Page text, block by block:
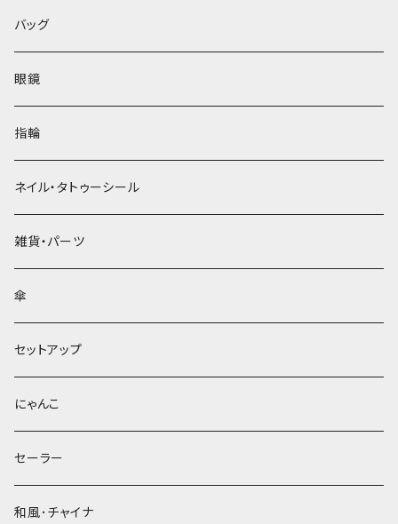
バッグ
眼鏡
指輪
ネイル・タトゥーシール
雑貨・パーツ
傘
セットアップ
にゃんこ
セーラー
和風･チャイナ